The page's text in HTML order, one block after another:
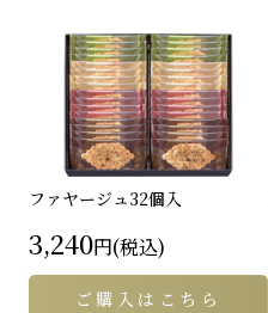
ファヤージュ32個入
3,240円(税込)
ご購入はこちら